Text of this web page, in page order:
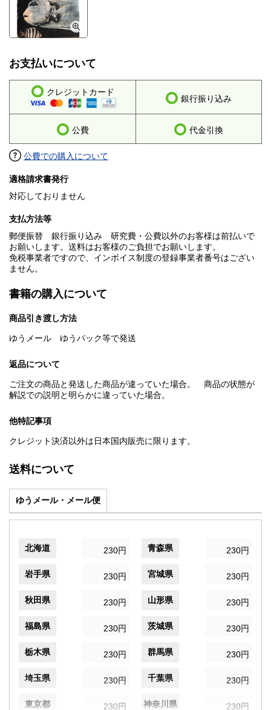
お支払いについて
クレジットカード
銀行振り込み
公費 代金引換
公費での購入について
適格請求書発行
対応しておりません
支払方法等
郵便振替 銀行振り込み 研究費・公費以外のお客様は前払いで
お願いします。送料はお客様のご負担でお願いします。
免税事業者ですので、インボイス制度の登録事業者番号はござい
ません。
書籍の購入について
商品引き渡し方法
ゆうメール ゆうパック等で発送
返品について
ご注文の商品と発送した商品が違っていた場合。 商品の状態が
解説での説明と明らかに違っていた場合。
他特記事項
クレジット決済以外は日本国内販売に限ります。
送料について
ゆうメール・メール便
北海道 230円 青森県 230円
岩手県 230円 宮城県 230円
秋田県 230円 山形県 230円
福島県 230円 茨城県 230円
栃木県 230円 群馬県 230円
埼玉県 230円 千葉県 230円
東京都 230円 神奈川県 230円